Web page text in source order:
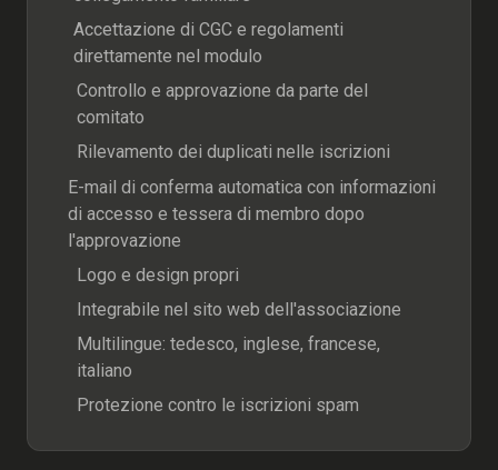
Accettazione di CGC e regolamenti
direttamente nel modulo
Controllo e approvazione da parte del
comitato
Rilevamento dei duplicati nelle iscrizioni
E-mail di conferma automatica con informazioni
di accesso e tessera di membro dopo
l'approvazione
Logo e design propri
Integrabile nel sito web dell'associazione
Multilingue: tedesco, inglese, francese,
italiano
Protezione contro le iscrizioni spam